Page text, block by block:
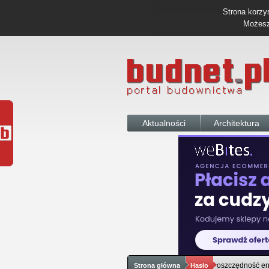
Strona
Aktualności Architektura
Strona główna Hasło oszczędność